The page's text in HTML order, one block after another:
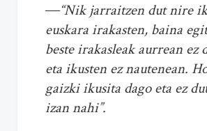
―“Nik jarraitzen dut nire
euskara irakasten, baina
beste irakasleak aurrean ez
eta ikusten ez nautenean.
gaizki ikusita dago eta ez
izan nahi”.